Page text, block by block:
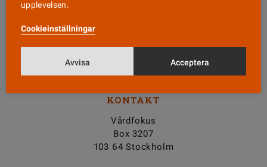
Tipsa oss!
KONTAKT
Vårdfokus
Box 3207
103 64 Stockholm
upplevelsen.
Cookieinställningar
Avvisa Acceptera